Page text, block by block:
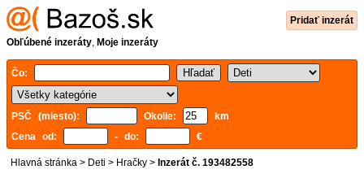
Pridať inzerát
Obľúbené inzeráty, Moje inzeráty
Čo:
PSČ (miesto): Okolie:
km
Cena od:
- do: €
Hlavná stránka > Deti > Hračky > Inzerát č. 193482558